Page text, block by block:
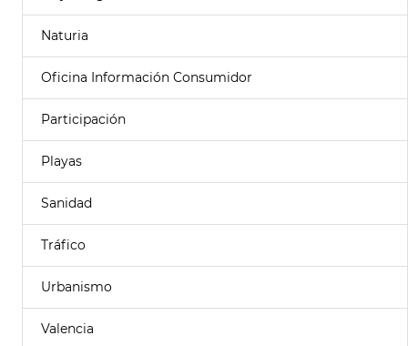
Naturia
Oficina Información Consumidor
Participación
Playas
Sanidad
Tráfico
Urbanismo
Valencia